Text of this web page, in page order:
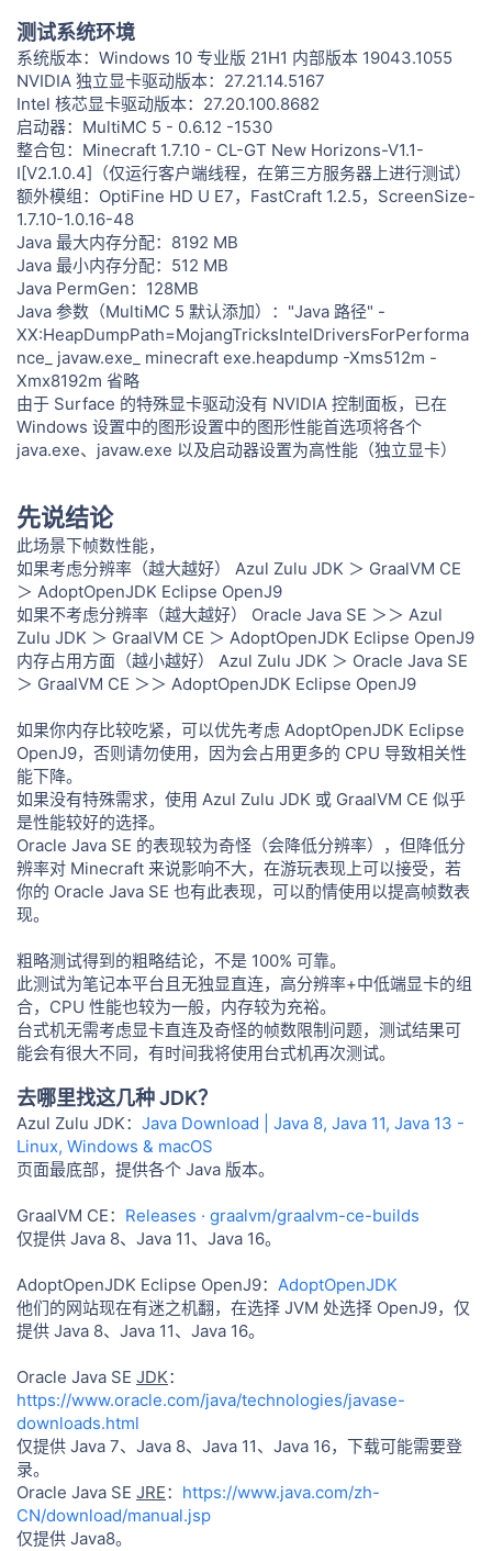
测试系统环境
系统版本：Windows 10 专业版 21H1 内部版本 19043.1055
NVIDIA 独立显卡驱动版本：27.21.14.5167
Intel 核芯显卡驱动版本：27.20.100.8682
启动器：MultiMC 5 - 0.6.12 -1530
整合包：Minecraft 1.7.10 - CL-GT New Horizons-V1.1-
I[V2.1.0.4]（仅运行客户端线程，在第三方服务器上进行测试）
额外模组：OptiFine HD U E7，FastCraft 1.2.5，ScreenSize-
1.7.10-1.0.16-48
Java 最大内存分配：8192 MB
Java 最小内存分配：512 MB
Java PermGen：128MB
Java 参数（MultiMC 5 默认添加）："Java 路径" -
XX:HeapDumpPath=MojangTricksIntelDriversForPerforma
nce_ javaw.exe_ minecraft exe.heapdump -Xms512m -
Xmx8192m 省略
由于 Surface 的特殊显卡驱动没有 NVIDIA 控制面板，已在
Windows 设置中的图形设置中的图形性能首选项将各个
java.exe、javaw.exe 以及启动器设置为高性能（独立显卡）
先说结论
此场景下帧数性能，
如果考虑分辨率（越大越好） Azul Zulu JDK ＞ GraalVM CE
＞ AdoptOpenJDK Eclipse OpenJ9
如果不考虑分辨率（越大越好） Oracle Java SE ＞＞ Azul
Zulu JDK ＞ GraalVM CE ＞ AdoptOpenJDK Eclipse OpenJ9
内存占用方面（越小越好） Azul Zulu JDK ＞ Oracle Java SE
＞ GraalVM CE ＞＞ AdoptOpenJDK Eclipse OpenJ9
如果你内存比较吃紧，可以优先考虑 AdoptOpenJDK Eclipse
OpenJ9，否则请勿使用，因为会占用更多的 CPU 导致相关性
能下降。
如果没有特殊需求，使用 Azul Zulu JDK 或 GraalVM CE 似乎
是性能较好的选择。
Oracle Java SE 的表现较为奇怪（会降低分辨率），但降低分
辨率对 Minecraft 来说影响不大，在游玩表现上可以接受，若
你的 Oracle Java SE 也有此表现，可以酌情使用以提高帧数表
现。
粗略测试得到的粗略结论，不是 100% 可靠。
此测试为笔记本平台且无独显直连，高分辨率+中低端显卡的组
合，CPU 性能也较为一般，内存较为充裕。
台式机无需考虑显卡直连及奇怪的帧数限制问题，测试结果可
能会有很大不同，有时间我将使用台式机再次测试。
去哪里找这几种 JDK？
Azul Zulu JDK： Java Download | Java 8, Java 11, Java 13 -
Linux, Windows & macOS
页面最底部，提供各个 Java 版本。
GraalVM CE： Releases · graalvm/graalvm-ce-builds
仅提供 Java 8、Java 11、Java 16。
AdoptOpenJDK Eclipse OpenJ9： AdoptOpenJDK
他们的网站现在有迷之机翻，在选择 JVM 处选择 OpenJ9，仅
提供 Java 8、Java 11、Java 16。
Oracle Java SE JDK：
https://www.oracle.com/java/technologies/javase-
downloads.html
仅提供 Java 7、Java 8、Java 11、Java 16，下载可能需要登
录。
Oracle Java SE JRE： https://www.java.com/zh-
CN/download/manual.jsp
仅提供 Java8。